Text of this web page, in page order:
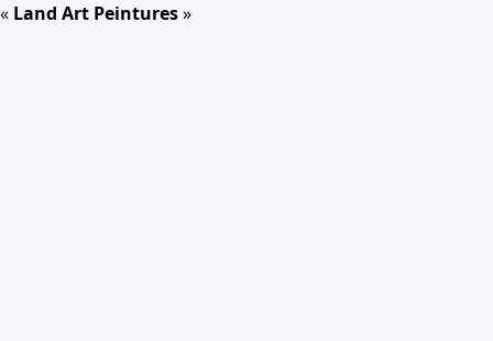
« Land Art Peintures»